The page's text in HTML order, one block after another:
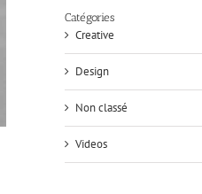
Catégories
Creative
Design
Non classé
Videos